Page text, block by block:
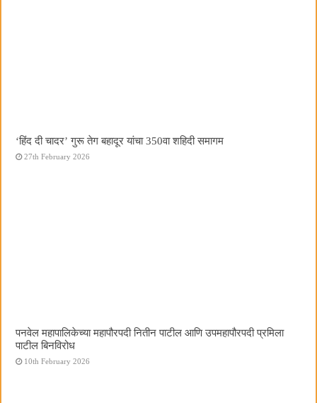
‘हिंद दी चादर’ गुरू तेग बहादूर यांचा 350वा शहिदी समागम
27th February 2026
पनवेल महापालिकेच्या महापौरपदी नितीन पाटील आणि उपमहापौरपदी प्रमिला
पाटील बिनविरोध
10th February 2026